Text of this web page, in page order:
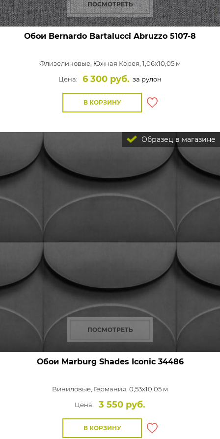
ПОСМОТРЕТЬ
Обои Bernardo Bartalucci Abruzzo 5107-8
Флизелиновые, Южная Корея, 1,06x10,05 м
Цена:
6 300 руб. за рулон
В КОРЗИНУ
Образец в магазине
ПОСМОТРЕТЬ
Обои Marburg Shades Iconic34486
Виниловые, Германия, 0,53x10,05 м
Цена:
3 550 руб.
В КОРЗИНУ